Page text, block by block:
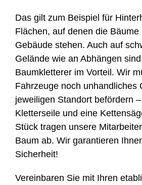
Das gilt zum Beispiel für
Flächen, auf denen die Bäume
Gebäude stehen. Auch auf
Gelände wie an Abhängen
Baumkletterer im Vorteil. Wir
Fahrzeuge noch unhandliches
jeweiligen Standort befördern
Kletterseile und eine
Stück tragen unsere
Baum ab. Wir garantieren
Sicherheit!
Vereinbaren Sie mit Ihren